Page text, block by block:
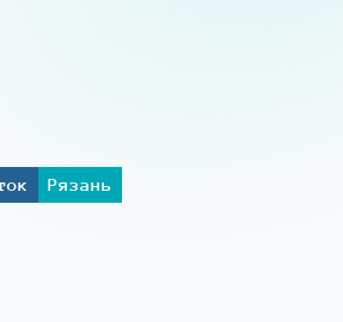
Рязань